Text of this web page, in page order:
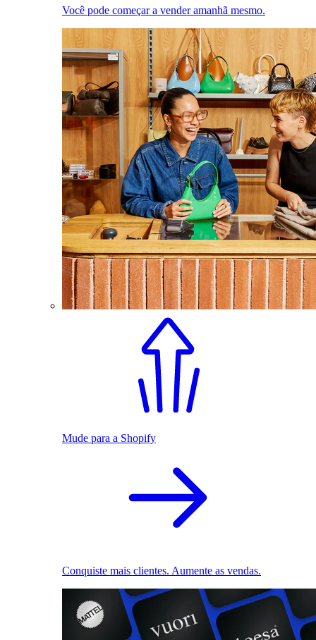
Você pode começar a vender amanhã mesmo.
Mude para a Shopify
Conquiste mais clientes. Aumente as vendas.